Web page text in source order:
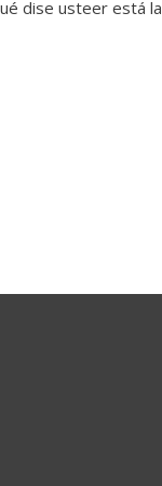
dise usteer está la